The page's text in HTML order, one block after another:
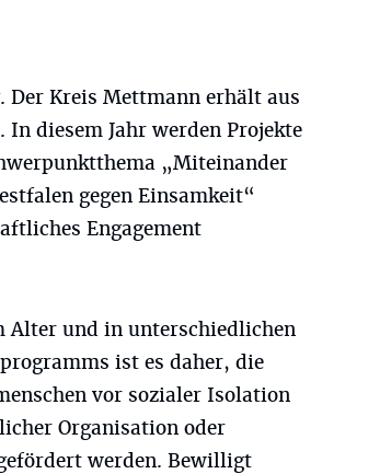
Kreis Mettmann erhält aus
diesem Jahr werden Projekte
„Miteinander
gegen Einsamkeit“
Engagement
Alter und in unterschiedlichen
ist es daher, die
vor sozialer Isolation
Organisation oder
werden. Bewilligt